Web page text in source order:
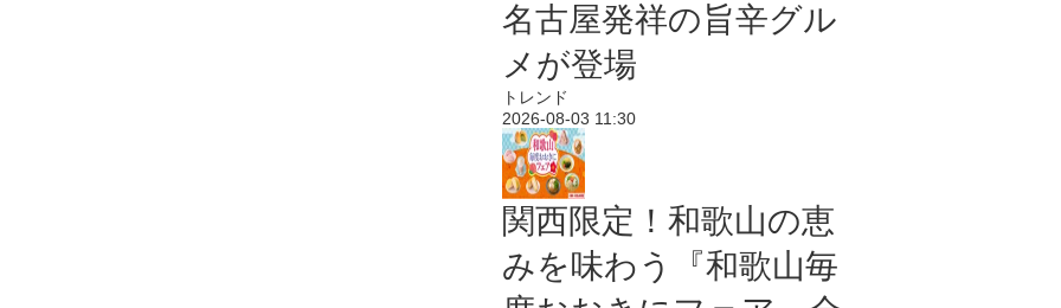
名古屋発祥の旨辛グル
メが登場
トレンド
2026-08-03 11:30
関西限定！和歌山の恵
みを味わう『和歌山毎